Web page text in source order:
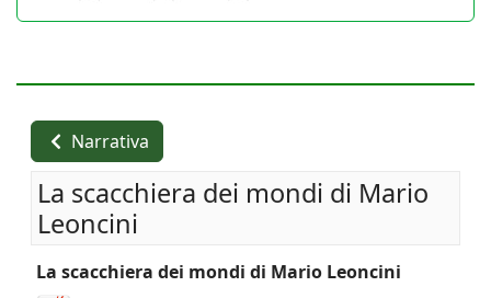
Narrativa
La scacchiera dei mondi di Mario
Leoncini
La scacchiera dei mondi di Mario Leoncini